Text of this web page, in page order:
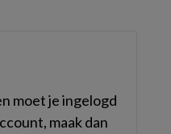
moet je ingelogd
maak dan